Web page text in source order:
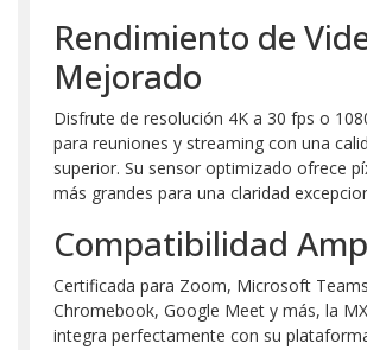
Rendimiento de
Mejorado
Disfrute de resolución 4K a 30 fps o
para reuniones y streaming con una
superior. Su sensor optimizado ofrece
más grandes para una claridad
Compatibilidad
Certificada para Zoom, Microsoft
Chromebook, Google Meet y más, la
integra perfectamente con su